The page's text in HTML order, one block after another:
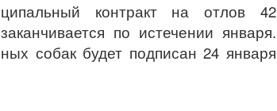
контракт на отлов 42
по истечении января.
собак будет подписан 24 января